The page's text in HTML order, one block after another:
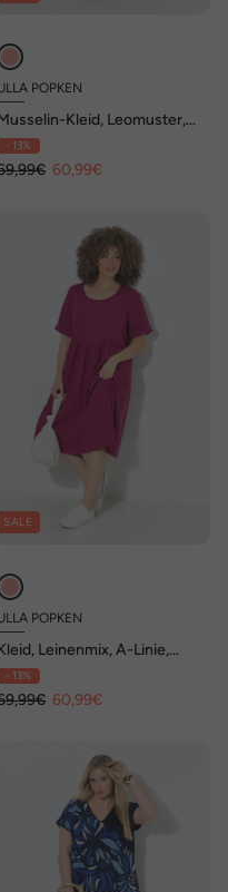
POPKEN
Kleid, Leomuster,
Linie, V-Ausschnitt,
- 13%
60,99€
SALE
POPKEN
Leinenmix, A-Linie,
Halbarm
- 13%
60,99€